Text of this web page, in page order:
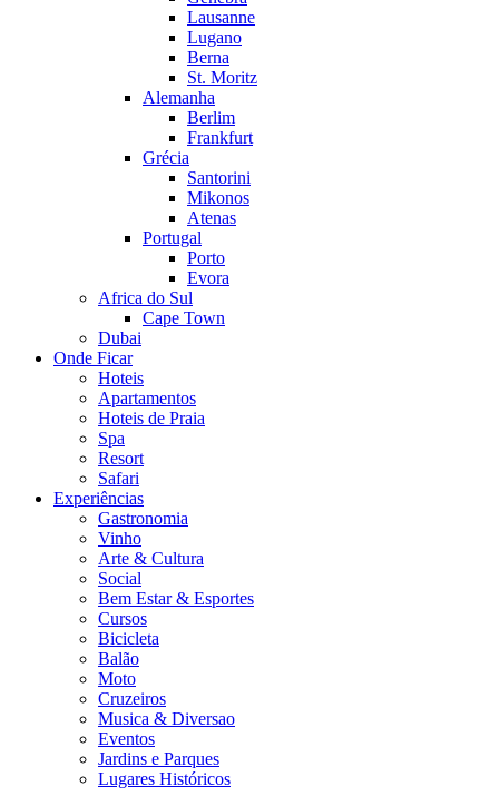
Lausanne
Lugano
Berna
St. Moritz
Alemanha
Berlim
Frankfurt
Grécia
Santorini
Mikonos
Atenas
Portugal
Porto
Evora
Africa do Sul
Cape Town
Dubai
Onde Ficar
Hoteis
Apartamentos
Hoteis de Praia
Spa
Resort
Safari
Experiências
Gastronomia
Vinho
Arte & Cultura
Social
Bem Estar & Esportes
Cursos
Bicicleta
Balão
Moto
Cruzeiros
Musica & Diversao
Eventos
Jardins e Parques
Lugares Históricos